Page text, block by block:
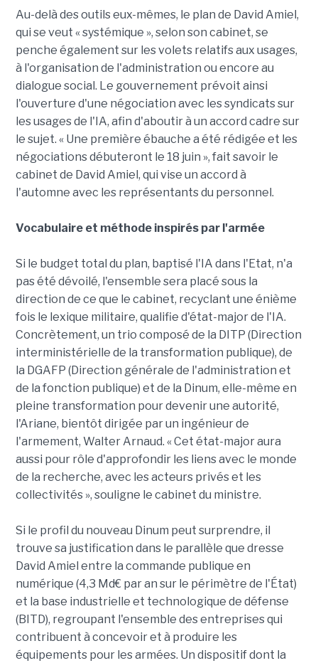
Au-delà des outils eux-mêmes, le plan de David Amiel,
qui se veut « systémique », selon son cabinet, se
penche également sur les volets relatifs aux usages,
à l'organisation de l'administration ou encore au
dialogue social. Le gouvernement prévoit ainsi
l'ouverture d'une négociation avec les syndicats sur
les usages de l'IA, afin d'aboutir à un accord cadre sur
le sujet. « Une première ébauche a été rédigée et les
négociations débuteront le 18 juin », fait savoir le
cabinet de David Amiel, qui vise un accord à
l'automne avec les représentants du personnel.
Vocabulaire et méthode inspirés par l'armée
Si le budget total du plan, baptisé l'IA dans l'Etat, n'a
pas été dévoilé, l'ensemble sera placé sous la
direction de ce que le cabinet, recyclant une énième
fois le lexique militaire, qualifie d'état-major de l'IA.
Concrètement, un trio composé de la DITP (Direction
interministérielle de la transformation publique), de
la DGAFP (Direction générale de l'administration et
de la fonction publique) et de la Dinum, elle-même en
pleine transformation pour devenir une autorité,
l'Ariane, bientôt dirigée par un ingénieur de
l'armement, Walter Arnaud. « Cet état-major aura
aussi pour rôle d'approfondir les liens avec le monde
de la recherche, avec les acteurs privés et les
collectivités », souligne le cabinet du ministre.
Si le profil du nouveau Dinum peut surprendre, il
trouve sa justification dans le parallèle que dresse
David Amiel entre la commande publique en
numérique (4,3 Md€ par an sur le périmètre de l'État)
et la base industrielle et technologique de défense
(BITD), regroupant l'ensemble des entreprises qui
contribuent à concevoir et à produire les
équipements pour les armées. Un dispositif dont la